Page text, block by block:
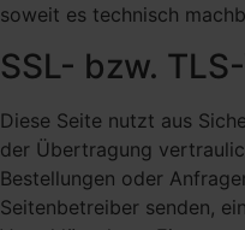
soweit es technisch
SSL- bzw.
Diese Seite nutzt aus
der Übertragung
Bestellungen oder
Seitenbetreiber senden,